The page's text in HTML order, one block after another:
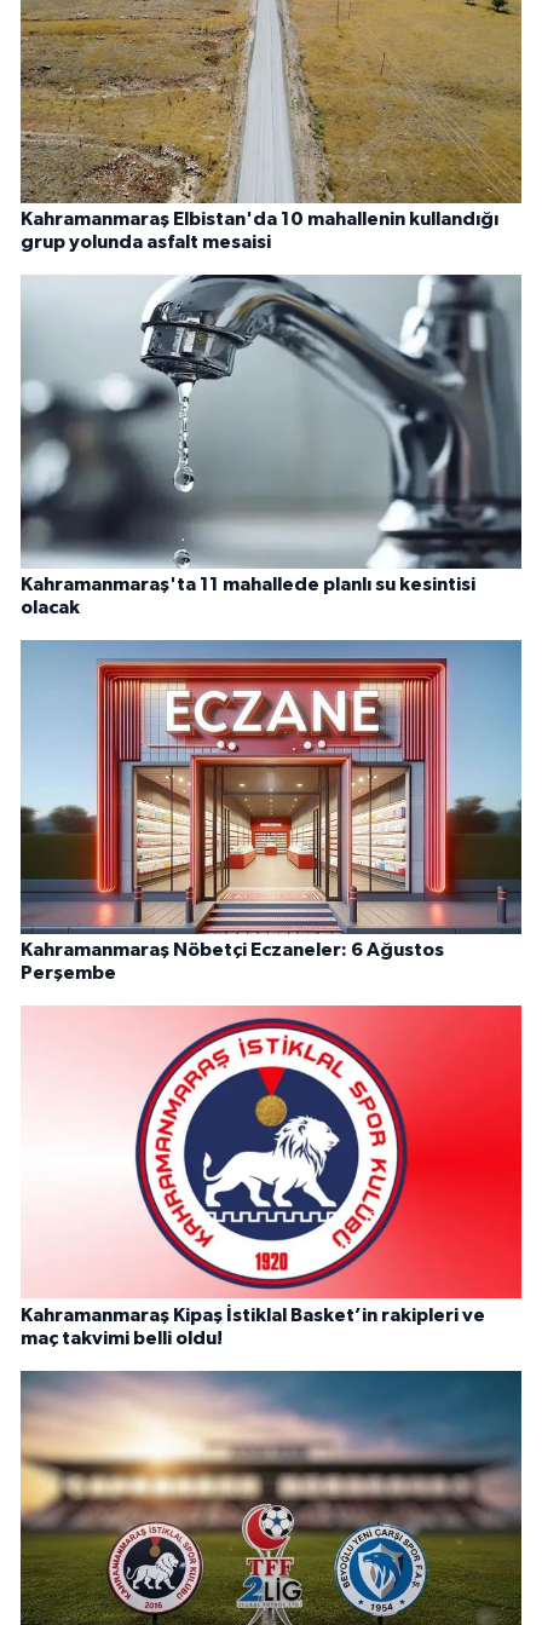
Kahramanmaraş Elbistan'da 10 mahallenin kullandığı
grup yolunda asfalt mesaisi
Kahramanmaraş'ta 11 mahallede planlı su kesintisi
olacak
Kahramanmaraş Nöbetçi Eczaneler: 6 Ağustos
Perşembe
Kahramanmaraş Kipaş İstiklal Basket’in rakipleri ve
maç takvimi belli oldu!